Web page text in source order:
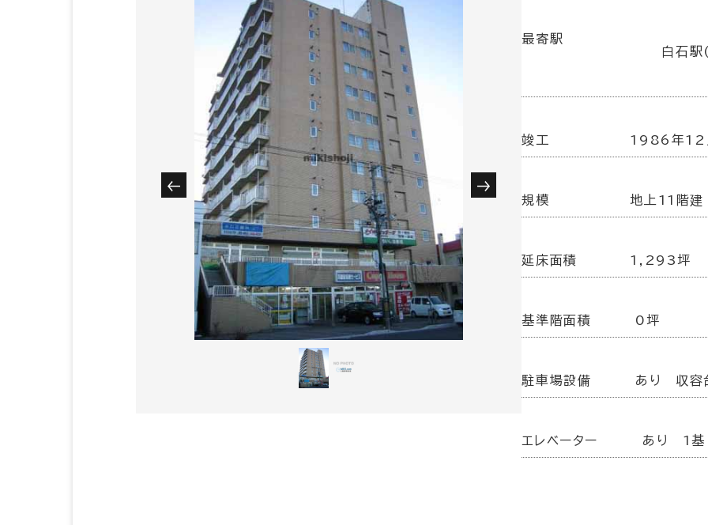
最寄駅
白石
竣工 1986年12
規模 地上11階建
延床面積 1,293坪
基準階面積 0坪
駐車場設備 あり 収容
エレベーター あり 1基